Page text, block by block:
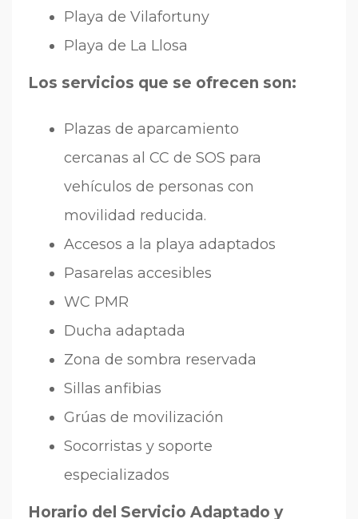
Playa de Vilafortuny
Playa de La Llosa
Los servicios que se ofrecen son:
Plazas de aparcamiento
cercanas al CC de SOS para
vehículos de personas con
movilidad reducida.
Accesos a la playa adaptados
Pasarelas accesibles
WC PMR
Ducha adaptada
Zona de sombra reservada
Sillas anfibias
Grúas de movilización
Socorristas y soporte
especializados
Horario del Servicio Adaptado y